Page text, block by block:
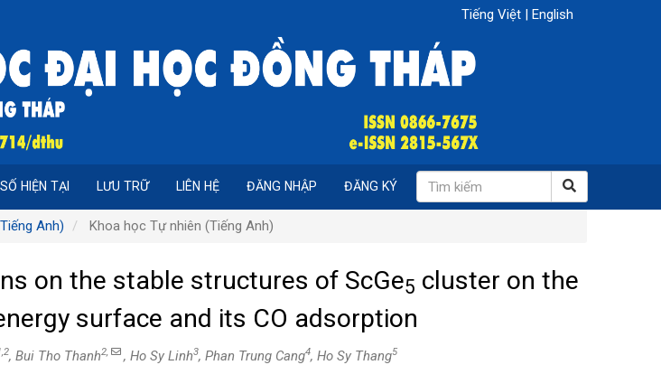
Tiếng Việt | English
SỐ HIỆN TẠI LƯU TRỮ LIÊN HỆ ĐĂNG NHẬP ĐĂNG KÝ
Anh) Khoa học Tự nhiên (Tiếng Anh)
on the stable structures of ScGe5 cluster on the
surface and its CO adsorption
, Bui Tho Thanh2, , Ho Sy Linh3, Phan Trung Cang4, Ho Sy Thang5